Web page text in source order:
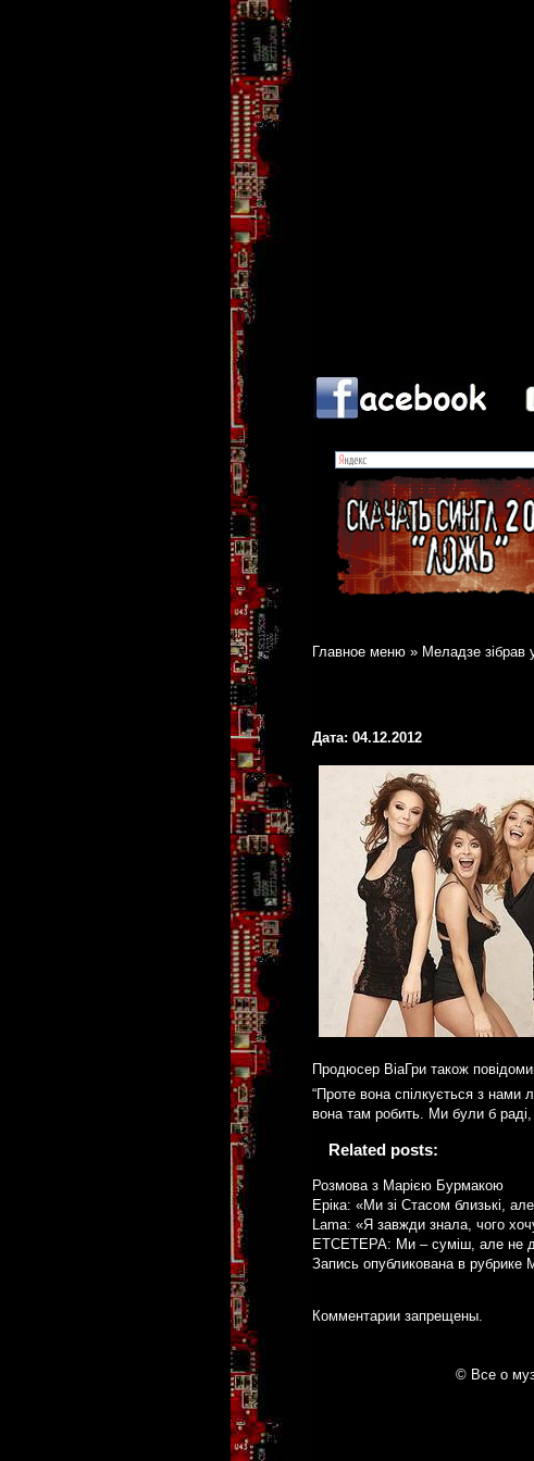
Главное меню » Меладзе зібрав
Дата: 04.12.2012
Продюсер ВіаГри також
“Проте вона спілкується з
вона там робить. Ми були б
Related posts:
Розмова з Марією Бурмакою
Еріка: «Ми зі Стасом близькі,
Lama: «Я завжди знала, чого
ЕТСЕТЕРА: Ми – суміш, але не
Запись опубликована в рубрике
Комментарии запрещены.
© Все о